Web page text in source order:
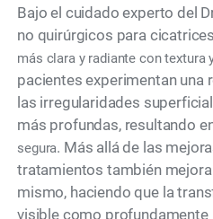
Bajo el cuidado experto del
no quirúrgicos para
más clara y radiante con textura
pacientes experimentan una
las irregularidades
más profundas, resultando
segura. Más allá de las
tratamientos también
mismo, haciendo que la
visible como profundamente